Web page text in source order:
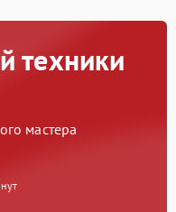
техники
мастера